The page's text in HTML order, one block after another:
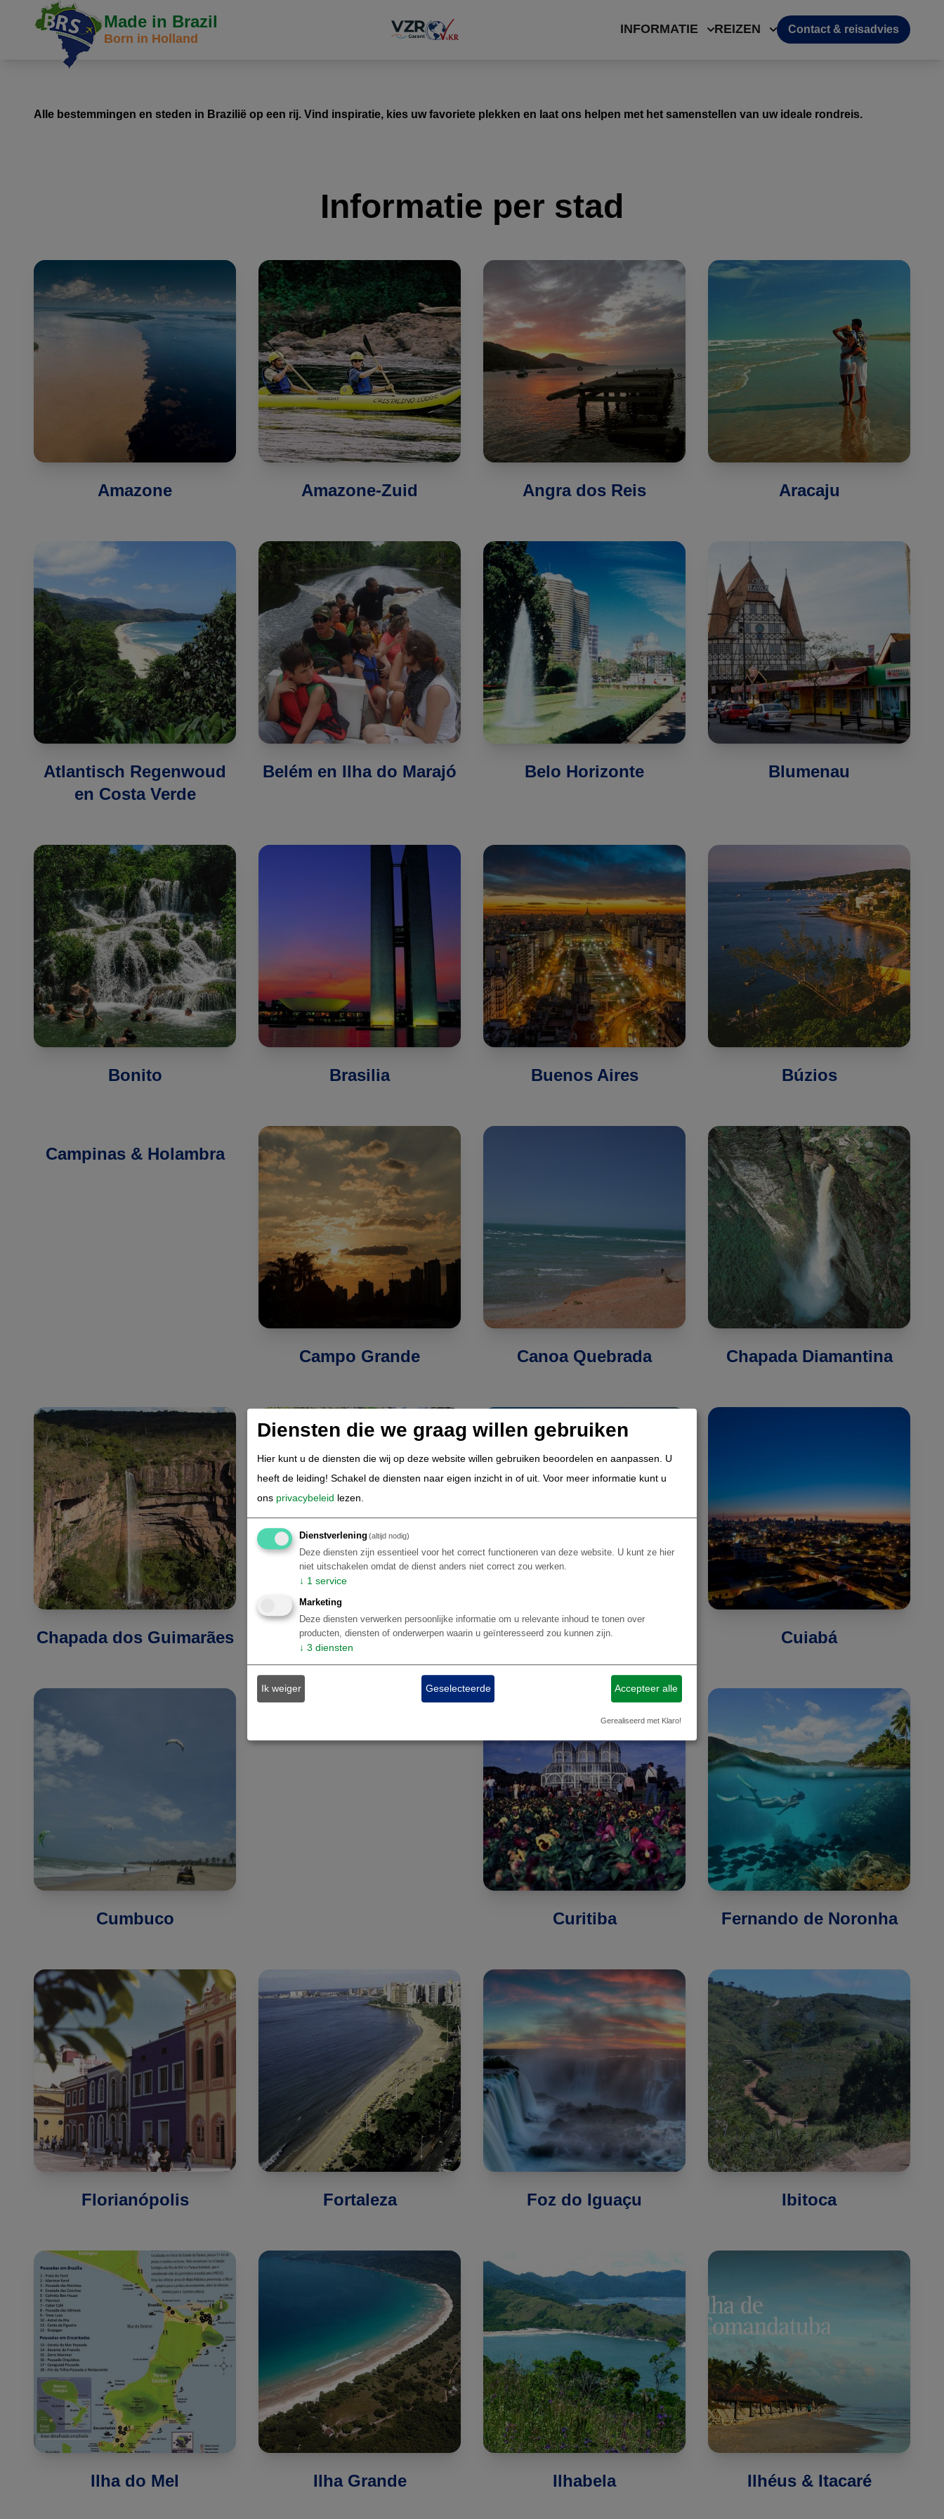
Made in Brazil
Born in Holland
INFORMATIE REIZEN Contact & reisadvies
Alle bestemmingen en steden in Brazilië op een rij. Vind inspiratie, kies uw favoriete plekken en laat ons helpen met het samenstellen van uw ideale rondreis.
Informatie per stad
Amazone Amazone-Zuid Angra dos Reis Aracaju
Atlantisch Regenwoud
en Costa Verde
Belém en Ilha do Marajó Belo Horizonte Blumenau
Bonito Brasilia Buenos Aires Búzios
Campinas & Holambra
Campo Grande Canoa Quebrada Chapada Diamantina
Chapada dos Guimarães Chapada dos Veadeiros Costa do Sauípe Cuiabá
Cumbuco Curitiba Fernando de Noronha
Florianópolis Fortaleza Foz do Iguaçu Ibitoca
Ilha do Mel Ilha Grande Ilhabela Ilhéus & Itacaré
Diensten die we graag willen gebruiken
Hier kunt u de diensten die wij op deze website willen gebruiken beoordelen en aanpassen. U
heeft de leiding! Schakel de diensten naar eigen inzicht in of uit. Voor meer informatie kunt u
ons privacybeleid lezen.
Dienstverlening (altijd nodig)
Deze diensten zijn essentieel voor het correct functioneren van deze website. U kunt ze hier
niet uitschakelen omdat de dienst anders niet correct zou werken.
↓ 1 service
Marketing
Deze diensten verwerken persoonlijke informatie om u relevante inhoud te tonen over
producten, diensten of onderwerpen waarin u geïnteresseerd zou kunnen zijn.
↓ 3 diensten
Ik weiger Geselecteerde Accepteer alle
Gerealiseerd met Klaro!